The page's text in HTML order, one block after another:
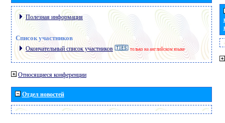
Полезная информация
Список участников
Окончательный список участников только на английском языке
Относящиеся конференции
Отдел новостей